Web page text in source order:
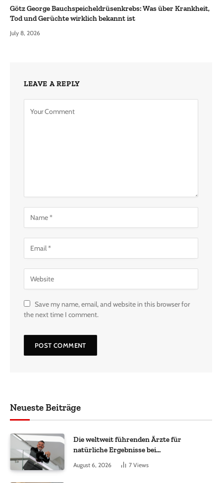
Götz George Bauchspeicheldrüsenkrebs: Was über Krankheit,
Tod und Gerüchte wirklich bekannt ist
July 8, 2026
LEAVE A REPLY
Save my name, email, and website in this browser for
the next time I comment.
Neueste Beiträge
Die weltweit führenden Ärzte für
natürliche Ergebnisse bei
Haartransplantationen
August 6, 2026 7 Views